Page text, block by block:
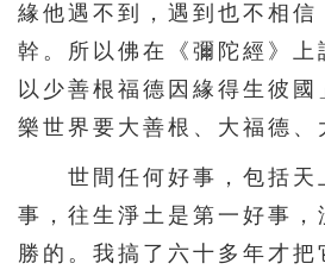
緣他遇不到，遇到也不相信
幹。所以佛在《彌陀經》上
以少善根福德因緣得生彼國
樂世界要大善根、大福德、
世間任何好事，包括天
事，往生淨土是第一好事，
勝的。我搞了六十多年才把